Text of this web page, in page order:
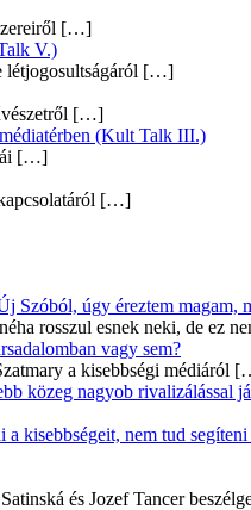
[…]
V.)
létjogosultságáról […]
[…]
médiatérben (Kult Talk III.)
[…]
[…]
Szóból, úgy éreztem magam,
rosszul esnek neki, de ez
vagy sem?
a kisebbségi médiáról
közeg nagyob rivalizálással
kisebbségeit, nem tud
és Jozef Tancer